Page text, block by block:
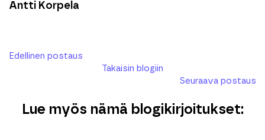
Antti Korpela
Edellinen postaus
Takaisin blogiin
Seuraava postaus
Lue myös nämä blogikirjoitukset: